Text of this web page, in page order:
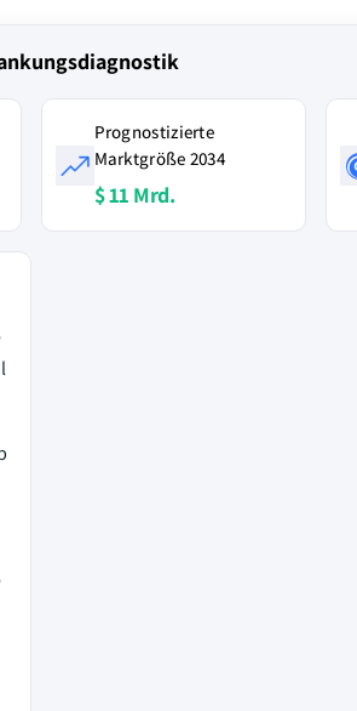
Prognostizierte
Marktgröße 2034
$ 11 Mrd.